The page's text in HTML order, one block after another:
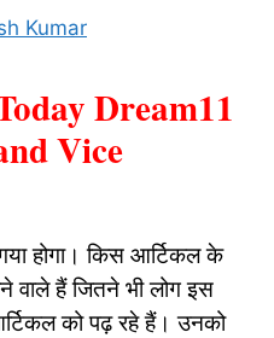
Kumar
Dream11
Vice
होगा। किस आर्टिकल के
वाले हैं जितने भी लोग इस
को पढ़ रहे हैं। उनको